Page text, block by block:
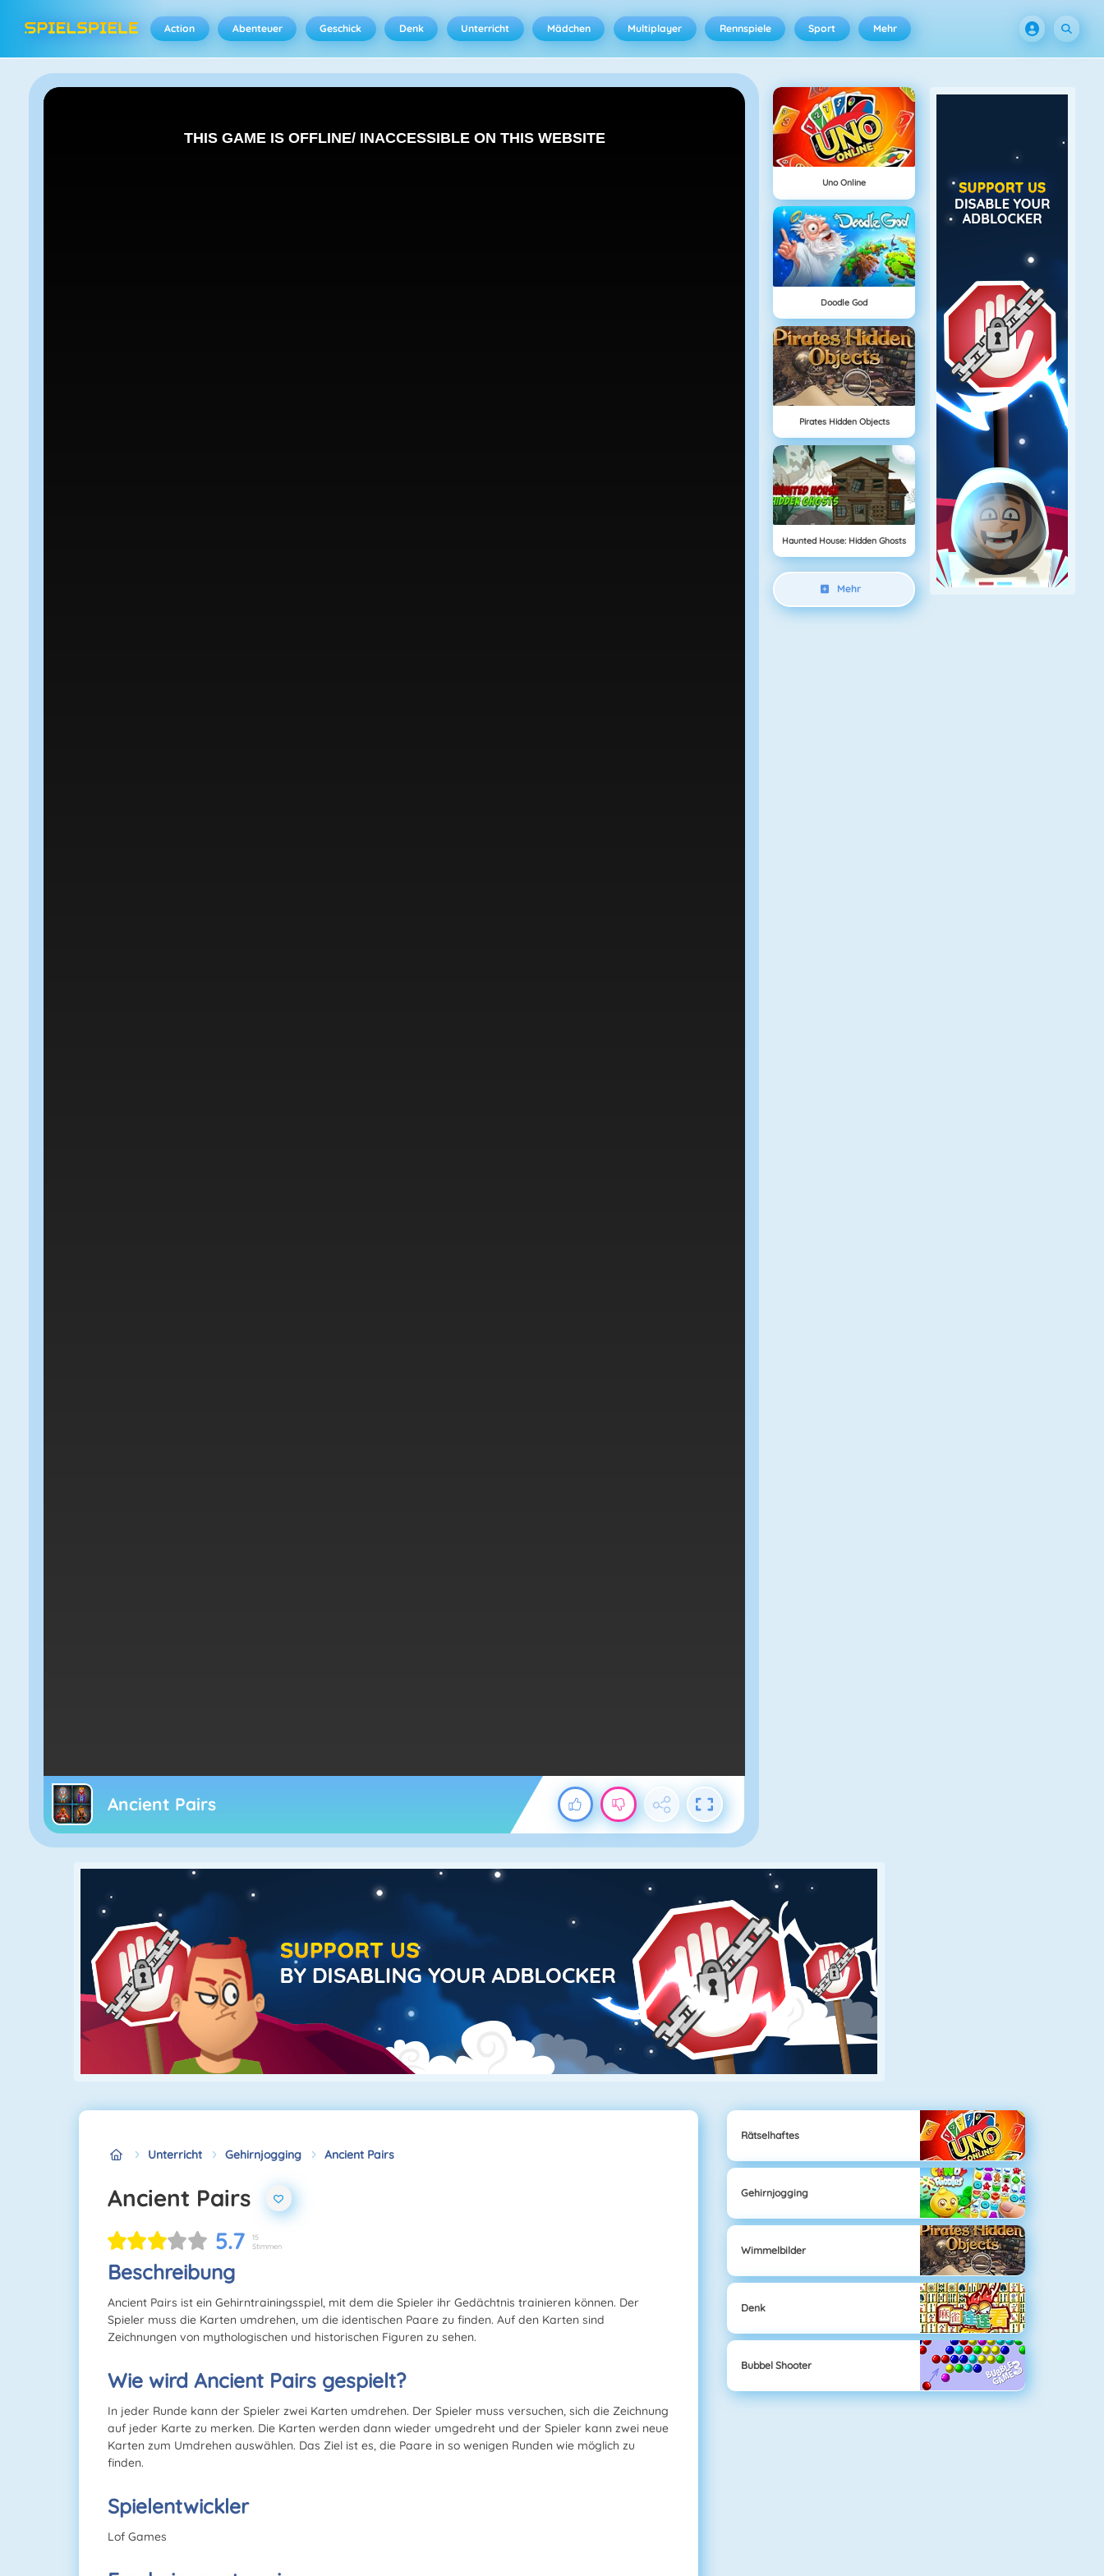
Action Abenteuer Geschick Denk Unterricht Mädchen Multiplayer Rennspiele Sport Mehr
Ancient Pairs
Uno Online
Doodle God
Pirates Hidden Objects
Haunted House: Hidden Ghosts
Mehr
Unterricht Gehirnjogging Ancient Pairs
Ancient Pairs
5.7
15
Stimmen
Beschreibung
Ancient Pairs ist ein Gehirntrainingsspiel, mit dem die Spieler ihr Gedächtnis trainieren können. Der
Spieler muss die Karten umdrehen, um die identischen Paare zu finden. Auf den Karten sind
Zeichnungen von mythologischen und historischen Figuren zu sehen.
Wie wird Ancient Pairs gespielt?
In jeder Runde kann der Spieler zwei Karten umdrehen. Der Spieler muss versuchen, sich die Zeichnung
auf jeder Karte zu merken. Die Karten werden dann wieder umgedreht und der Spieler kann zwei neue
Karten zum Umdrehen auswählen. Das Ziel ist es, die Paare in so wenigen Runden wie möglich zu
finden.
Spielentwickler
Lof Games
Rätselhaftes
Gehirnjogging
Wimmelbilder
Denk
Bubbel Shooter